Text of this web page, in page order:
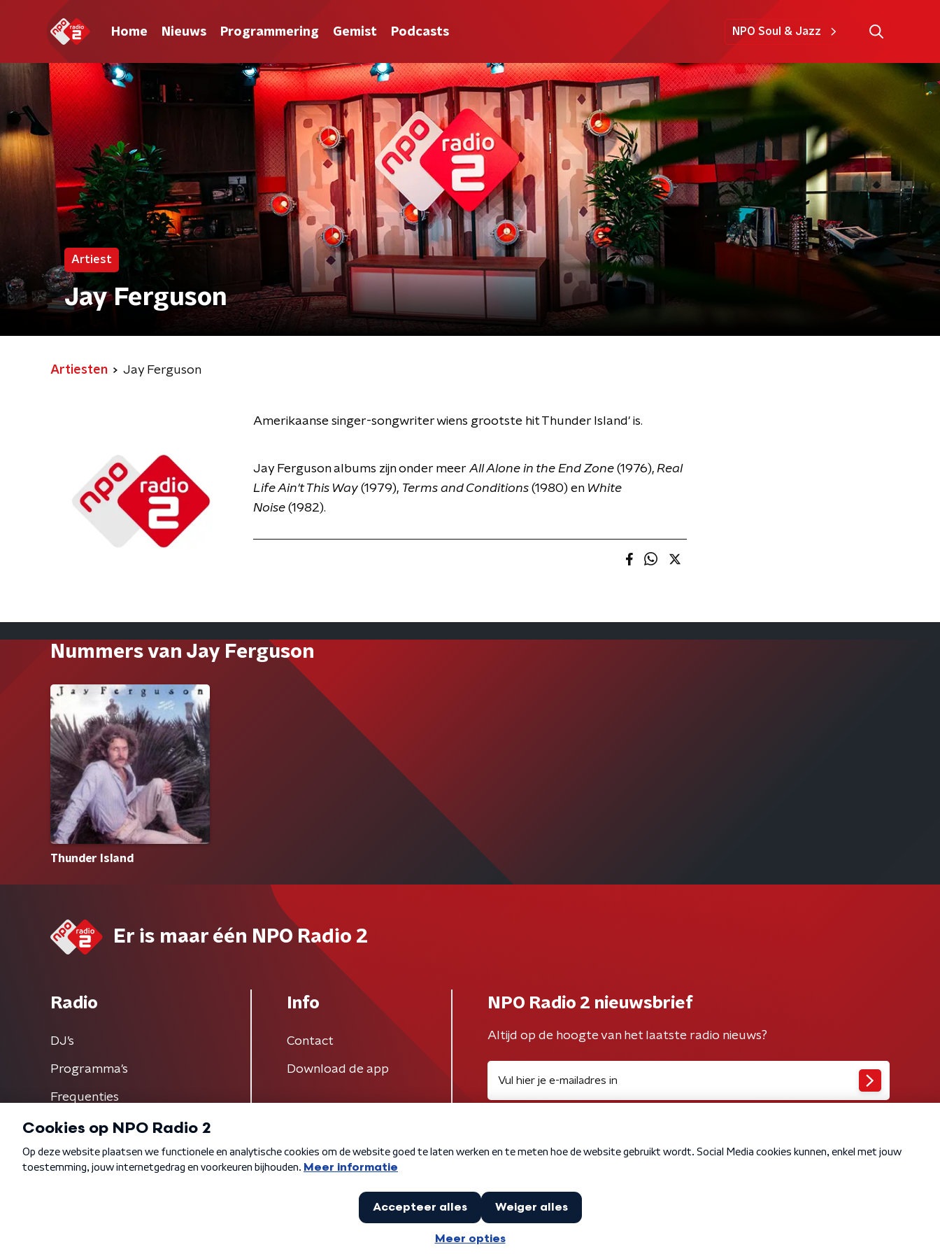
Home Nieuws Programmering Gemist Podcasts NPO Soul & Jazz
Artiest
Jay Ferguson
Artiesten Jay Ferguson
Amerikaanse singer-songwriter wiens grootste hit Thunder Island' is.
Jay Ferguson albums zijn onder meer All Alone in the End Zone (1976), Real
Life Ain't This Way (1979), Terms and Conditions (1980) en White
Noise (1982).
Nummers van Jay Ferguson
Thunder Island
Er is maar één NPO Radio 2
Radio
DJ’s
Programma's
Frequenties
Info
Contact
Download de app
NPO Radio 2 nieuwsbrief
Altijd op de hoogte van het laatste radio nieuws?
Algemene voorwaarden Privacybeleid